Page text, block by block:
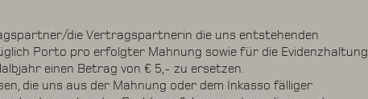
die Vertragspartnerin die uns entstehenden
Porto pro erfolgter Mahnung sowie für die Evidenzhaltung
einen Betrag von € 5,- zu ersetzen.
die uns aus der Mahnung oder dem Inkasso fälliger